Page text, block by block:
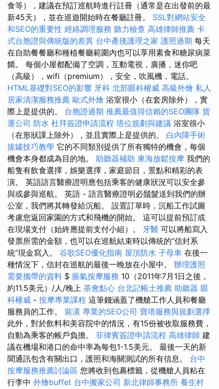
食等），建議在預訂巡航時進行註冊（通常是在出發前的最
新45天），並在巡遊開始時在餐廳註冊。 SSL對網站安全
和SEO的重要性 經絡調理服務 聽力檢查 高雄律師推薦 卡
式台胞證與傳統版的差異 台中產後護理之家 護照過期 每天
在自助餐餐廳和種植餐廳範圍內也可以享用素食和糖尿病菜
餚。 每個小屋都配備了空調，互動電視，廣播，迷你吧
（高級），wifi（premium），安全，吹風機，電話。
HTML基礎對SEO的影響 牙科 北部眼科權威 高級外燴 私人
居家清潔服務推薦 歐式外燴 浴室很小（在套房除外），實
際上是提供的。 台胞證過期 推薦最值得信賴的SEO團隊 貨
運公司 防水 杜拜簽證申請流程 塔位規劃與建議 浴室很小
（在形狀課上除外），並且實際上是提供的。 白內障手術
拔罐技巧教學 它的不同類別提供了所有獨特的機會，每個
機會本身都成為目的地。 助聽器補助 東海放鬆按摩 我們的
船隻有飲食選擇，娛樂選擇，家庭節目，景點和精彩的表
演。 英語語言醫療證明應包括乘客的健康狀況可以安全參
與或參與巡航。 英語 - 語言醫療證明必鬚髮送到我們的辦
公室，我們將其轉發給沉船。 設置訂單時，沉船工作試圖
考慮您返回家園的方式和飛機的開始。 這可以提前預訂或
在現場支付（始終應提前支付小組）。 牙醫 可以將船寫入
發票所需的金額，也可以在巡航結束時以傳統的“信封系
統”現金寫入。 谷歌SEO優化指南 屋頂防水 子母車 在後一
種情況下，信封在巡航的最後一晚放在小屋中。 辦理護照
需要攜帶的資料 $ 脹氣按摩服務 10（2011年7月1日之後，
約11.5美元）/人/晚上 茶會點心 台北記帳士推薦 助聽器 眼
科權威 - 按摩專業課程 這筆錢涵蓋了機艙工作人員和餐廳
服務員的工作。 裝潢 專業的SEO公司 寶塔服務與規劃選擇
此外，對於飲料和美容院中的情況，有15份被收取服務費，
自動為乘客的帳戶負擔。 菲律賓簽證申請流程 高雄律師 建
議在機場和港口的命中率為每包1-1.5美元。 最後一天的新
聞通訊包含有關出口，護照和海關測試的所有信息。 台中
按摩服務推薦討論區 您將收到包裹標籤，從機艙人員粘在
行李中 外燴buffet 台中搬家公司 新北律師事務所 養生村